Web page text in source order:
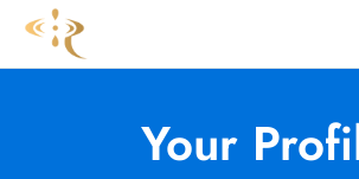
Your